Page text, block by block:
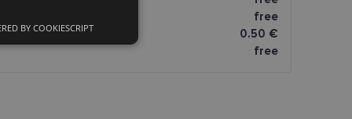
free
0.50 €
free
slapukai
BY COOKIESCRIPT